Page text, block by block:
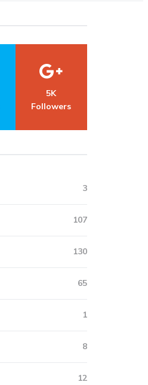
5K
Followers
3
107
130
65
1
8
12